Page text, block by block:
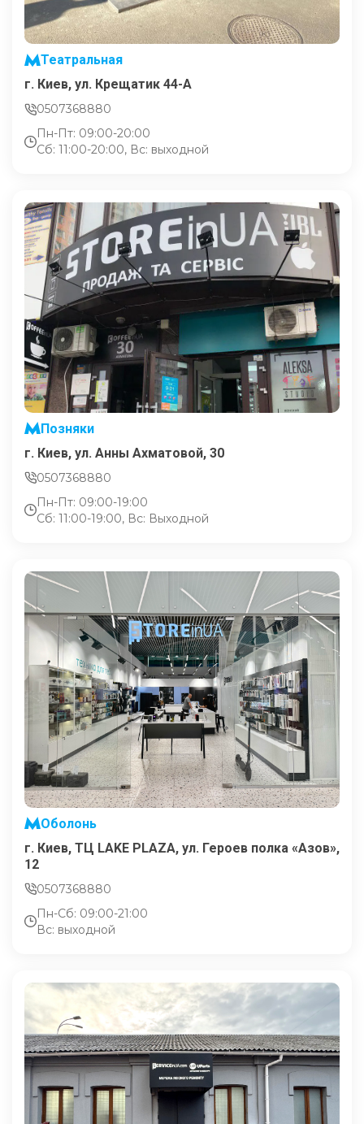
Театральная
г. Киев, ул. Крещатик 44-А
0507368880
Пн-Пт: 09:00-20:00
Сб: 11:00-20:00, Вс: выходной
Позняки
г. Киев, ул. Анны Ахматовой, 30
0507368880
Пн-Пт: 09:00-19:00
Сб: 11:00-19:00, Вс: Выходной
Оболонь
г. Киев, ТЦ LAKE PLAZA, ул. Героев полка «Азов»,
12
0507368880
Пн-Сб: 09:00-21:00
Вс: выходной